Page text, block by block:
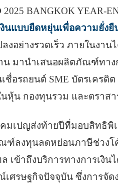
2025 BANGKOK YEAR-
นแบบยืดหยุ่นเพื่อความยั่งยื
งอย่างรวดเร็ว ภายในงา
น มานำเสนอผลิตภัณฑ์ทาง
อรถยนต์ SME บัตรเครดิ
หุ้น กองทุนรวม และตราส
มเปญส่งท้ายปีที่มอบสิทธิพิ
ฑ์ลงทุนลดหย่อนภาษีช่วงโ
ข้าถึงบริการทางการเงิน
ศรษฐกิจปัจจุบัน ซึ่งการจัด